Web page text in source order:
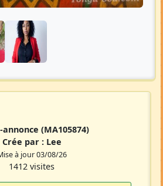
annonce (MA105874)
Crée par : Lee
à jour 03/08/26
1412 visites